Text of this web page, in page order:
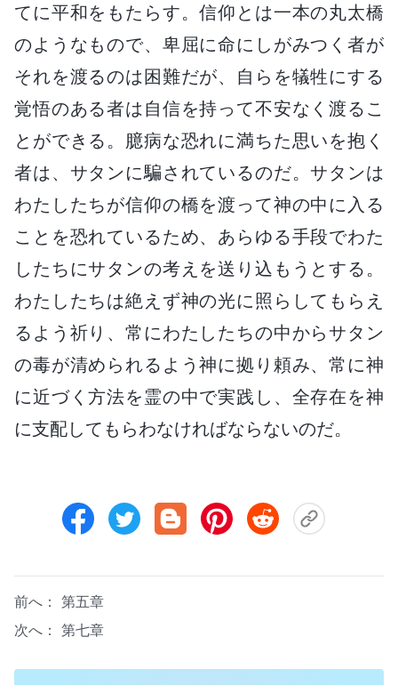
てに平和をもたらす。信仰とは一本の丸太橋
のようなもので、卑屈に命にしがみつく者が
それを渡るのは困難だが、自らを犠牲にする
覚悟のある者は自信を持って不安なく渡るこ
とができる。臆病な恐れに満ちた思いを抱く
者は、サタンに騙されているのだ。サタンは
わたしたちが信仰の橋を渡って神の中に入る
ことを恐れているため、あらゆる手段でわた
したちにサタンの考えを送り込もうとする。
わたしたちは絶えず神の光に照らしてもらえ
るよう祈り、常にわたしたちの中からサタン
の毒が清められるよう神に拠り頼み、常に神
に近づく方法を霊の中で実践し、全存在を神
に支配してもらわなければならないのだ。
前へ： 第五章
次へ： 第七章